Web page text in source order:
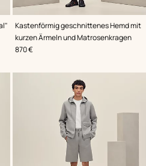
Kastenförmig geschnittenes Hemd mit
kurzen Ärmeln und Matrosenkragen
,Farbe:
Grau
,Preis
870 €